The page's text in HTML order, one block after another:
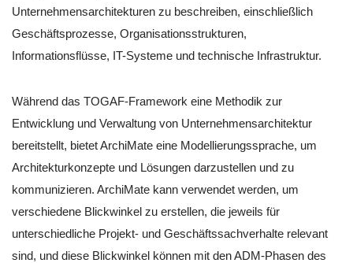
Unternehmensarchitekturen zu beschreiben, einschließlich
Geschäftsprozesse, Organisationsstrukturen,
Informationsflüsse, IT-Systeme und technische Infrastruktur.
Während das TOGAF-Framework eine Methodik zur
Entwicklung und Verwaltung von Unternehmensarchitektur
bereitstellt, bietet ArchiMate eine Modellierungssprache, um
Architekturkonzepte und Lösungen darzustellen und zu
kommunizieren. ArchiMate kann verwendet werden, um
verschiedene Blickwinkel zu erstellen, die jeweils für
unterschiedliche Projekt- und Geschäftssachverhalte relevant
sind, und diese Blickwinkel können mit den ADM-Phasen des